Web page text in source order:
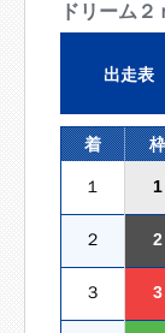
ドリーム
出走表
着 枠
１ 1
２ 2
３ 3